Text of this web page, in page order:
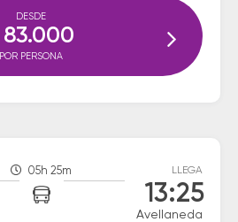
DESDE
83.000
POR PERSONA
05h 25m LLEGA
13:25
Avellaneda